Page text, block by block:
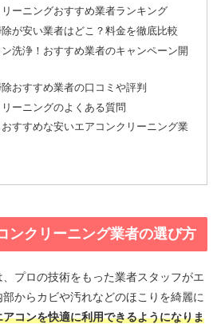
ーニングおすすめ業者ランキング
が安い業者はどこ？料金を徹底比較
ン洗浄！おすすめ業者のキャンペーン開
おすすめ業者の口コミや評判
ーニングのよくある質問
すすめな安いエアコンクリーニング業
ンクリーニング業者の選び方
プロの技術をもった業者スタッフがエ
からカビや汚れなどのほこりを綺麗に
アコンを快適に利用できるようになりま